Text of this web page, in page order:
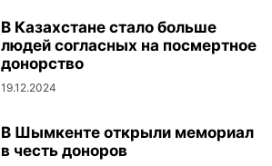
В Казахстане стало больше
людей согласных на посмертное
донорство
19.12.2024
В Шымкенте открыли мемориал
в честь доноров